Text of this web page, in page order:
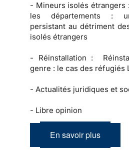
- Mineurs isolés étrangers :
les départements :
persistant au détriment
isolés étrangers
- Réinstallation :
genre : le cas des réfugiés
- Actualités juridiques et
- Libre opinion
En savoir plus